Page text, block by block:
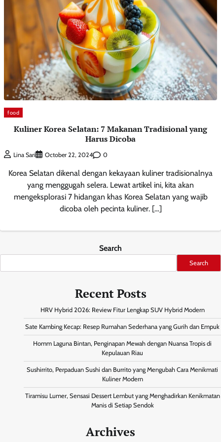
food
Kuliner Korea Selatan: 7 Makanan Tradisional yang
Harus Dicoba
Lina Sari October 22, 2024 0
Korea Selatan dikenal dengan kekayaan kuliner tradisionalnya
yang menggugah selera. Lewat artikel ini, kita akan
mengeksplorasi 7 hidangan khas Korea Selatan yang wajib
dicoba oleh pecinta kuliner. […]
Search
Search
Recent Posts
HRV Hybrid 2026: Review Fitur Lengkap SUV Hybrid Modern
Sate Kambing Kecap: Resep Rumahan Sederhana yang Gurih dan Empuk
Homm Laguna Bintan, Penginapan Mewah dengan Nuansa Tropis di
Kepulauan Riau
Sushirrito, Perpaduan Sushi dan Burrito yang Mengubah Cara Menikmati
Kuliner Modern
Tiramisu Lumer, Sensasi Dessert Lembut yang Menghadirkan Kenikmatan
Manis di Setiap Sendok
Archives